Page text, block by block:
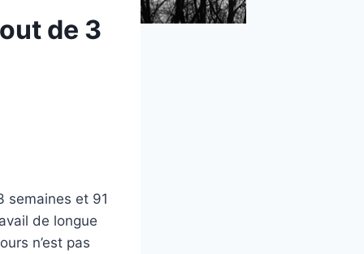
de 3
semaines et 91
de longue
n’est pas